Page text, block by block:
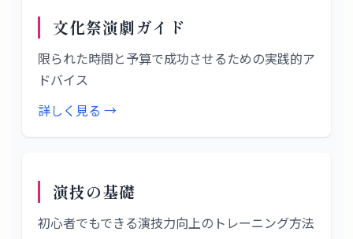
文化祭演劇ガイド
限られた時間と予算で成功させるための実践的ア
ドバイス
詳しく見る →
演技の基礎
初心者でもできる演技力向上のトレーニング方法